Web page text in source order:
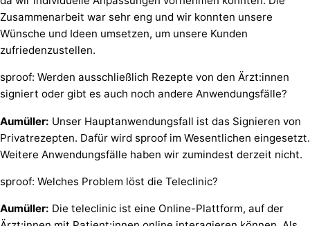
Zusammenarbeit war sehr eng und wir konnten unsere
Wünsche und Ideen umsetzen, um unsere Kunden
zufriedenzustellen.
sproof: Werden ausschließlich Rezepte von den Ärzt:innen
signiert oder gibt es auch noch andere Anwendungsfälle?
Aumüller: Unser Hauptanwendungsfall ist das Signieren von
Privatrezepten. Dafür wird sproof im Wesentlichen eingesetzt.
Weitere Anwendungsfälle haben wir zumindest derzeit nicht.
sproof: Welches Problem löst die Teleclinic?
Aumüller: Die teleclinic ist eine Online-Plattform, auf der